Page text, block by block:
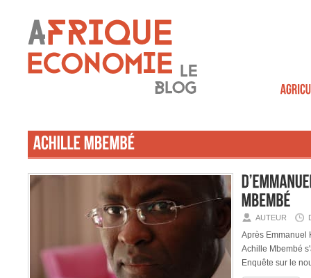
AUTEUR
Après Emmanuel
Achille Mbembé
Enquête sur le